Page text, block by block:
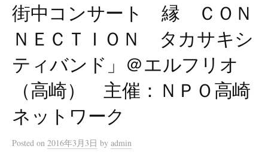
街中コンサート 縁 ＣＯＮ
ＮＥＣＴＩＯＮ タカサキシ
ティバンド」＠エルフリオ
（高崎） 主催：ＮＰＯ高崎
ネットワーク
Posted on 2016年3月3日 by admin